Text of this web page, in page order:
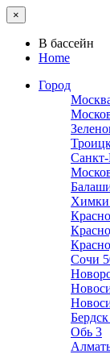
×
В бассейн
Home
Город
Санкт-
Химки
Сочи
Бердск
Обь 3